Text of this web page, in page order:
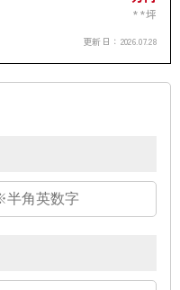
**坪
更新日： 2026.07.28